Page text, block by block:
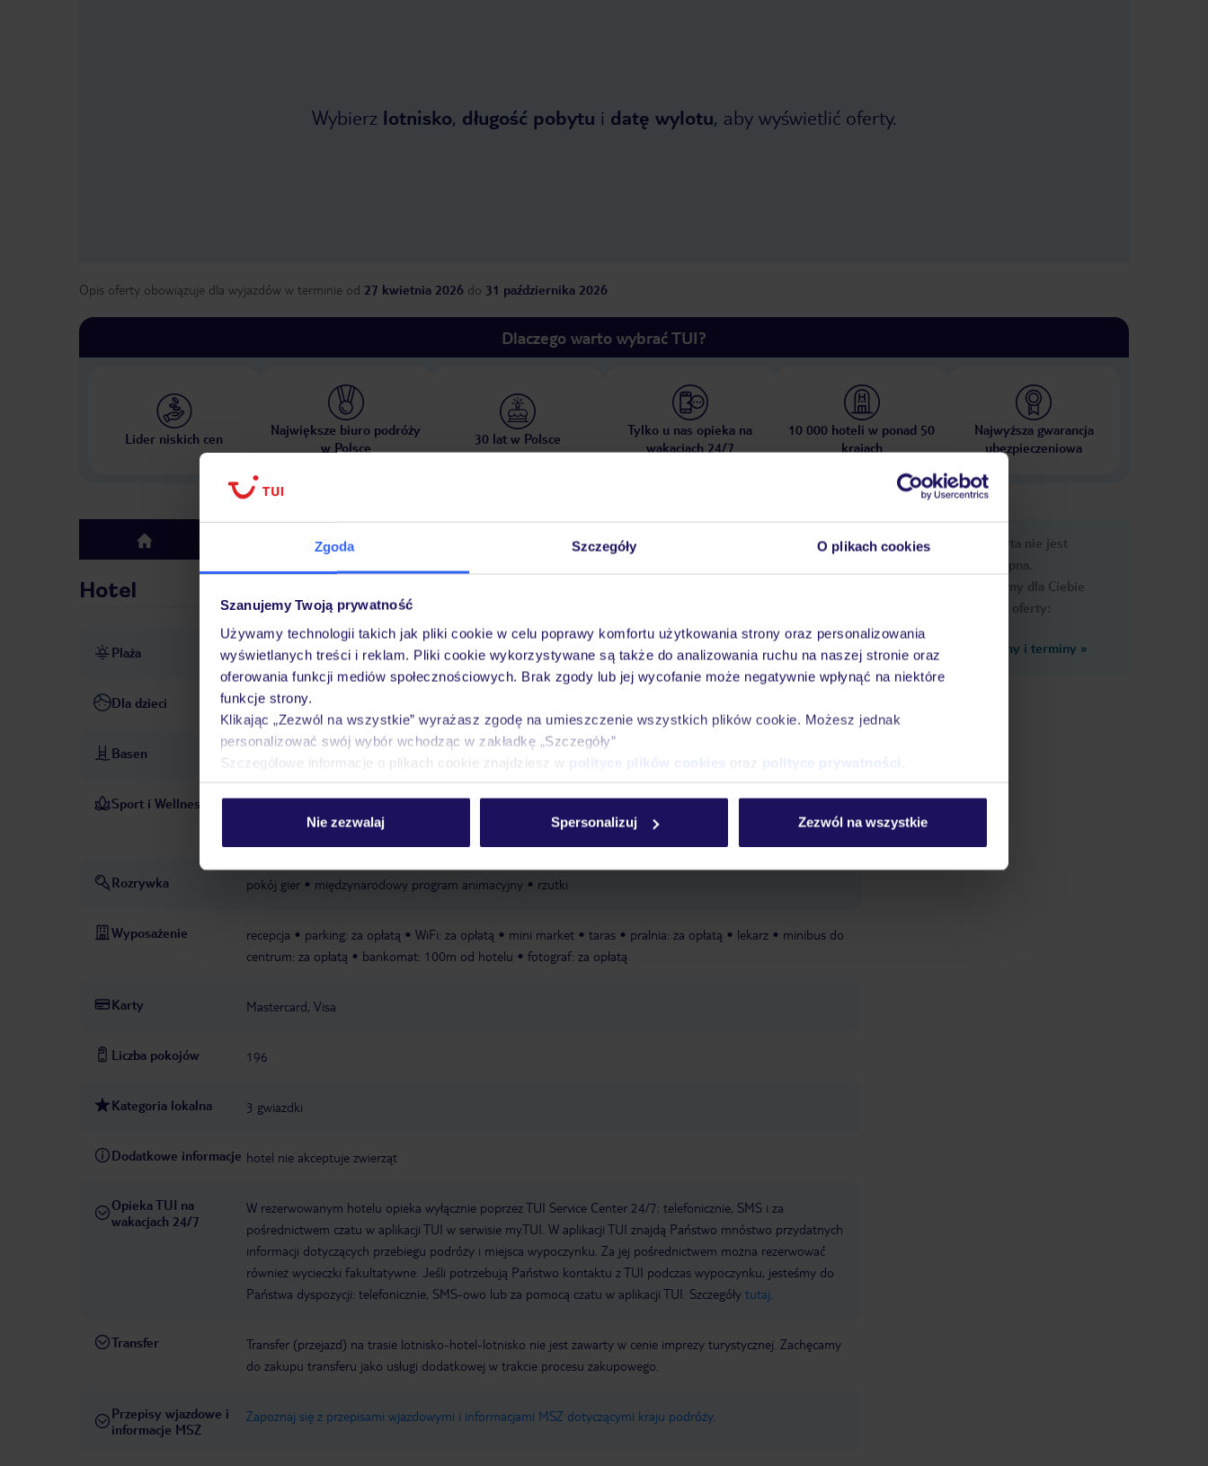
Zgoda Szczegóły O plikach cookies
Szanujemy Twoją prywatność
Używamy technologii takich jak pliki cookie w celu poprawy komfortu użytkowania strony oraz personalizowania
wyświetlanych treści i reklam. Pliki cookie wykorzystywane są także do analizowania ruchu na naszej stronie oraz
oferowania funkcji mediów społecznościowych. Brak zgody lub jej wycofanie może negatywnie wpłynąć na niektóre
funkcje strony.
Klikając „Zezwól na wszystkie” wyrażasz zgodę na umieszczenie wszystkich plików cookie. Możesz jednak
personalizować swój wybór wchodząc w zakładkę „Szczegóły”
Szczegółowe informacje o plikach cookie znajdziesz w polityce plików cookies oraz polityce prywatności
Nie zezwalaj Spersonalizuj Zezwól na wszystkie
Wybierz lotnisko, długość pobytu i datę wylotu, aby wyświetlić oferty.
Opis oferty obowiązuje dla wyjazdów w terminie od 27 kwietnia 2026 do 31 października 2026
Dlaczego warto wybrać TUI?
Lider niskich cen
Największe biuro podróży
w Polsce
30 lat w Polsce
Tylko u nas opieka na
wakacjach 24/7
10 000 hoteli w ponad 50
krajach
Najwyższa gwarancja
ubezpieczeniowa
top Wyżywienie Ważne informacje
Hotel
Plaża leżaki w cenie parasole w cenie ręczniki w cenie
Dla dzieci basen dla dzieci
Basen baseny: 3 główny basen zewnętrzny basen dla dzieci basen zewnętrzny: relax
Sport i Wellness
hamman
Rozrywka pokój gier międzynarodowy program animacyjny rzutki
Wyposażenie recepcja parking: za opłatą WiFi: za opłatą mini market taras pralnia: za opłatą lekarz
minibus do
centrum: za opłatą
bankomat: 100m od hotelu fotograf: za opłatą
Karty Mastercard, Visa
Liczba pokojów 196
Kategoria lokalna 3 gwiazdki
Dodatkowe informacje hotel nie akceptuje zwierząt
Opieka TUI na
wakacjach 24/7
W rezerwowanym hotelu opieka wyłącznie poprzez TUI Service Center 24/7: telefonicznie, SMS i za
pośrednictwem czatu w aplikacji TUI w serwisie myTUI. W aplikacji TUI znajdą Państwo mnóstwo przydatnych
informacji dotyczących przebiegu podróży i miejsca wypoczynku. Za jej pośrednictwem można rezerwować
również wycieczki fakultatywne. Jeśli potrzebują Państwo kontaktu z TUI podczas wypoczynku, jesteśmy do
Państwa dyspozycji: telefonicznie, SMS-owo lub za pomocą czatu w aplikacji TUI. Szczegóły tutaj
Transfer
Transfer (przejazd) na trasie lotnisko-hotel-lotnisko nie jest zawarty w cenie imprezy turystycznej. Zachęcamy
do zakupu transferu jako usługi dodatkowej w trakcie procesu zakupowego.
Przepisy wjazdowe i
informacje MSZ
Zapoznaj się z przepisami wjazdowymi i informacjami MSZ dotyczącymi kraju podróży.
Ups, ta oferta nie jest
dostępna.
Przygotowaliśmy dla Ciebie
podobne oferty:
Zobacz inne ceny i terminy »